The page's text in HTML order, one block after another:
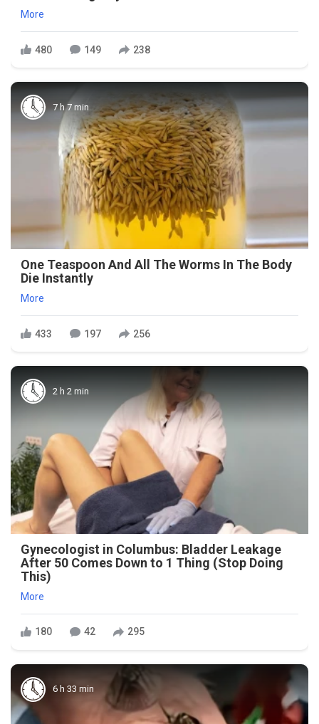
More
480 149 238
7 h 7 min
One Teaspoon And All The Worms In The Body
Die Instantly
More
433 197 256
2 h 2 min
Gynecologist in Columbus: Bladder Leakage
After 50 Comes Down to 1 Thing (Stop Doing
This)
More
180 42 295
6 h 33 min